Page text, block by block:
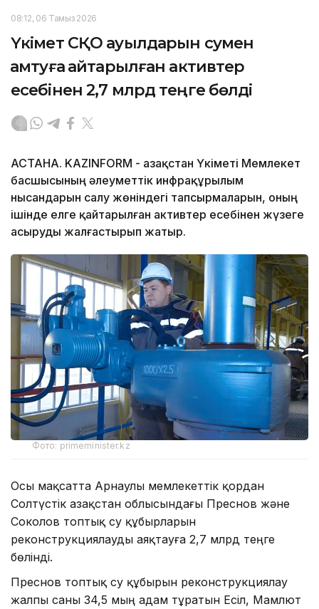
08:12, 06 Тамыз 2026
Үкімет СҚО ауылдарын сумен
қамтуға қайтарылған активтер
есебінен 2,7 млрд теңге бөлді
АСТАНА. KAZINFORM - Қазақстан Үкіметі Мемлекет
басшысының әлеуметтік инфрақұрылым
нысандарын салу жөніндегі тапсырмаларын, оның
ішінде елге қайтарылған активтер есебінен жүзеге
асыруды жалғастырып жатыр.
Фото: primeminister.kz
Осы мақсатта Арнаулы мемлекеттік қордан
Солтүстік Қазақстан облысындағы Преснов және
Соколов топтық су құбырларын
реконструкциялауды аяқтауға 2,7 млрд теңге
бөлінді.
Преснов топтық су құбырын реконструкциялау
жалпы саны 34,5 мың адам тұратын Есіл, Мамлют